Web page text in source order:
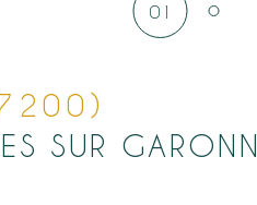
01
SUR